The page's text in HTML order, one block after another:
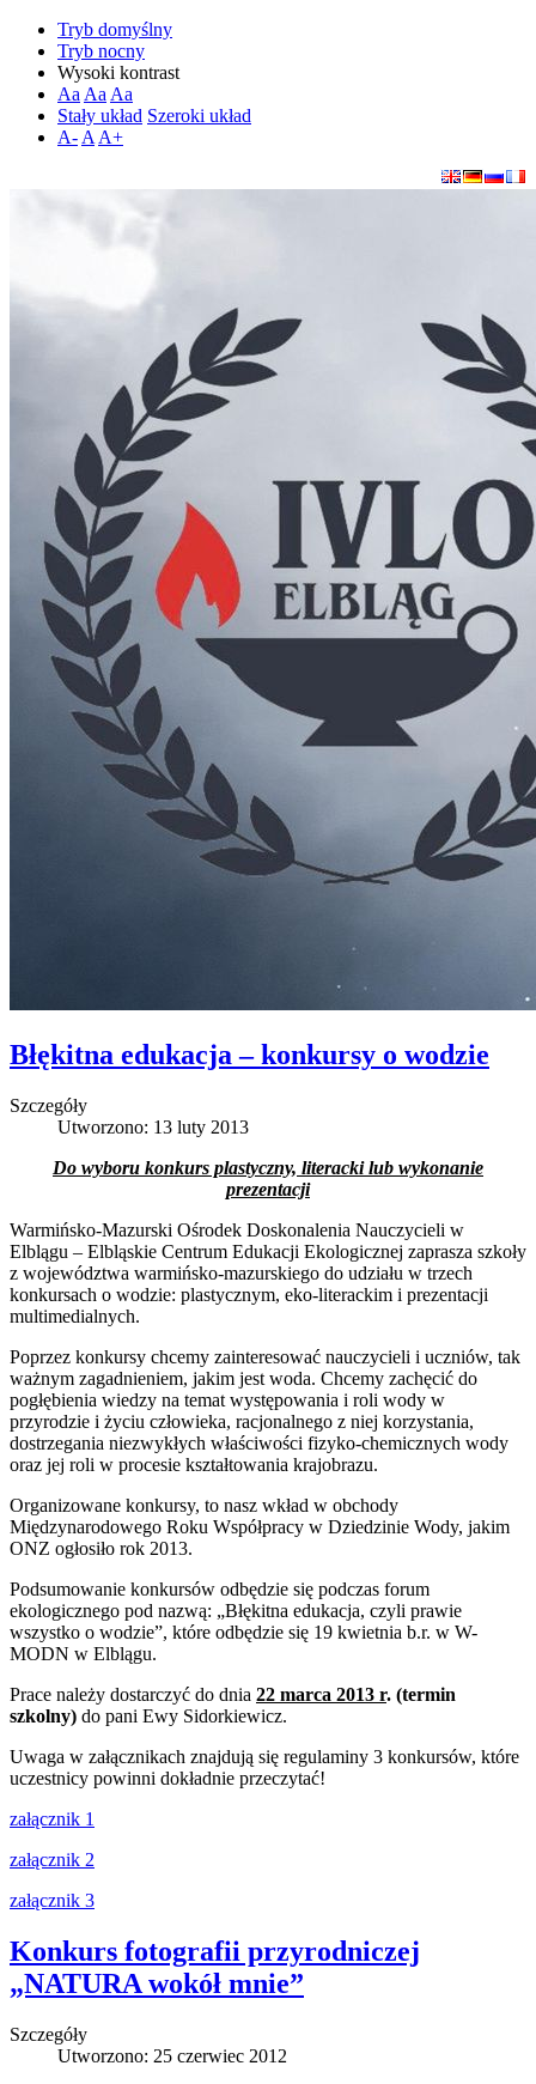
Tryb domyślny
Tryb nocny
Wysoki kontrast
Aa Aa Aa
Stały układ Szeroki układ
A- A A+
Błękitna edukacja – konkursy o wodzie
Szczegóły
Utworzono: 13 luty 2013
Do wyboru konkurs plastyczny, literacki lub wykonanie
prezentacji
Warmińsko-Mazurski Ośrodek Doskonalenia Nauczycieli w
Elblągu – Elbląskie Centrum Edukacji Ekologicznej zaprasza szkoły
z województwa warmińsko-mazurskiego do udziału w trzech
konkursach o wodzie: plastycznym, eko-literackim i prezentacji
multimedialnych.
Poprzez konkursy chcemy zainteresować nauczycieli i uczniów, tak
ważnym zagadnieniem, jakim jest woda. Chcemy zachęcić do
pogłębienia wiedzy na temat występowania i roli wody w
przyrodzie i życiu człowieka, racjonalnego z niej korzystania,
dostrzegania niezwykłych właściwości fizyko-chemicznych wody
oraz jej roli w procesie kształtowania krajobrazu.
Organizowane konkursy, to nasz wkład w obchody
Międzynarodowego Roku Współpracy w Dziedzinie Wody, jakim
ONZ ogłosiło rok 2013.
Podsumowanie konkursów odbędzie się podczas forum
ekologicznego pod nazwą: „Błękitna edukacja, czyli prawie
wszystko o wodzie”, które odbędzie się 19 kwietnia b.r. w W-
MODN w Elblągu.
Prace należy dostarczyć do dnia 22 marca 2013 r. (termin
szkolny) do pani Ewy Sidorkiewicz.
Uwaga w załącznikach znajdują się regulaminy 3 konkursów, które
uczestnicy powinni dokładnie przeczytać!
załącznik 1
załącznik 2
załącznik 3
Konkurs fotografii przyrodniczej
„NATURA wokół mnie”
Szczegóły
Utworzono: 25 czerwiec 2012